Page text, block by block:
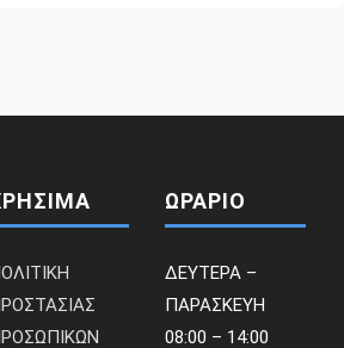
ΩΡΑΡΙΟ
ΔΕΥΤΕΡΑ –
ΠΑΡΑΣΚΕΥΗ
08:00 – 14:00